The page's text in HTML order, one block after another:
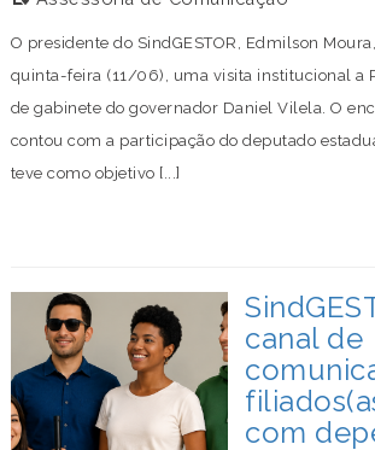
O presidente do SindGESTOR, Edmilson
quinta-feira (11/06), uma visita institucional a
de gabinete do governador Daniel Vilela. O
contou com a participação do deputado
teve como objetivo [...]
canal de
com